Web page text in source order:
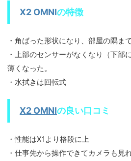
X2 OMNIの特徴
・角ばった形状になり、部屋の隅ま
・上部のセンサーがなくなり（下部
薄くなった。
・水拭きは回転式
X2 OMNIの良い口コミ
・性能はX1より格段に上
・仕事先から操作できてカメラも見